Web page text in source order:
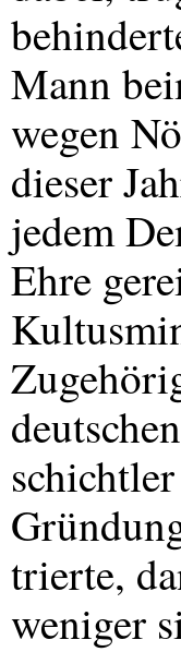
Mann
wegen
dieser
jedem
Ehre
trierte,
weniger